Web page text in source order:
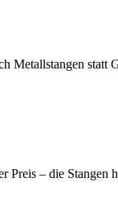
Metallstangen statt
Preis – die Stangen